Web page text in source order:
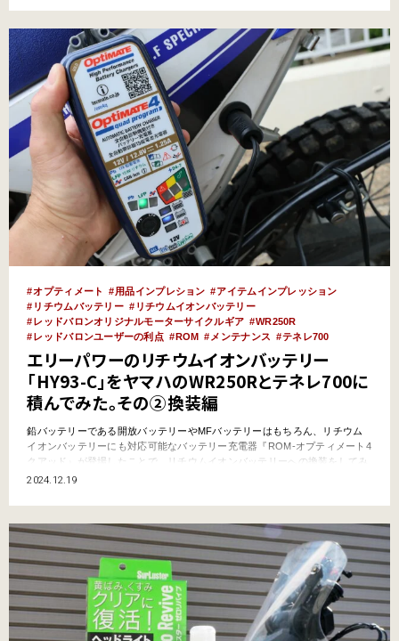
だ。ただこのオフ…
オプティメート 用品インプレション
アイテムインプレッション
リチウムバッテリー
リチウムイオンバッテリー
レッドバロンオリジナルモーターサイクルギア
WR250R
レッドバロンユーザーの利点
ROM メンテナンス テネレ700
エリーパワーのリチウムイオンバッテリー
「HY93-C」をヤマハのWR250Rとテネレ700に
積んでみた。その②換装編
鉛バッテリーである開放バッテリーやMFバッテリーはもちろん、リチウム
イオンバッテリーにも対応可能なバッテリー充電器『ROM-オプティメート4
クアッド』が登場したことで、リチウムイオンバッテリーへの換装をしてみ
たくなった筆者。前回の記事では、エリーパワーの「HY93-C」を購入し、
いよいよWR250Rとテネレ700へ搭載。エンジ…
2024.12.19